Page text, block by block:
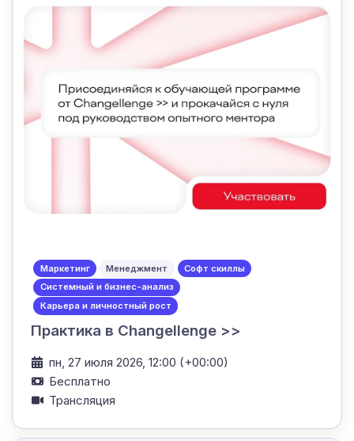
Маркетинг Менеджмент
Софт скиллы
Системный и бизнес-анализ
Карьера и личностный рост
Практика в Changellenge >>
пн, 27 июля 2026, 12:00 (+00:00)
Бесплатно
Трансляция